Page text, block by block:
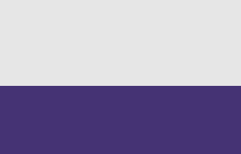
Central Afriquen Republic